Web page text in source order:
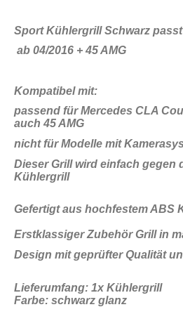
Sport Kühlergrill Schwarz
ab 04/2016 + 45 AMG
Kompatibel mit:
passend für Mercedes CLA
auch 45 AMG
nicht für Modelle mit
Dieser Grill wird einfach gegen
Kühlergrill
Gefertigt aus hochfestem ABS
Erstklassiger Zubehör Grill in
Design mit geprüfter Qualität
Lieferumfang: 1x Kühlergrill
Farbe: schwarz glanz